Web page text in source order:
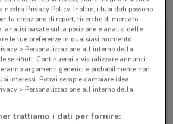
Privacy Policy. Inoltre, i tuoi dati possono
la creazione di report, ricerche di mercato,
analisi basate sulla posizione e analisi delle
le tue preferenze in qualsiasi momento
> Personalizzazione all'interno della
se rifiuti: Continuerai a visualizzare annunci
argomenti generici e probabilmente non
interessi. Potrai sempre cambiare idea
> Personalizzazione all'interno della
trattiamo i dati per fornire: